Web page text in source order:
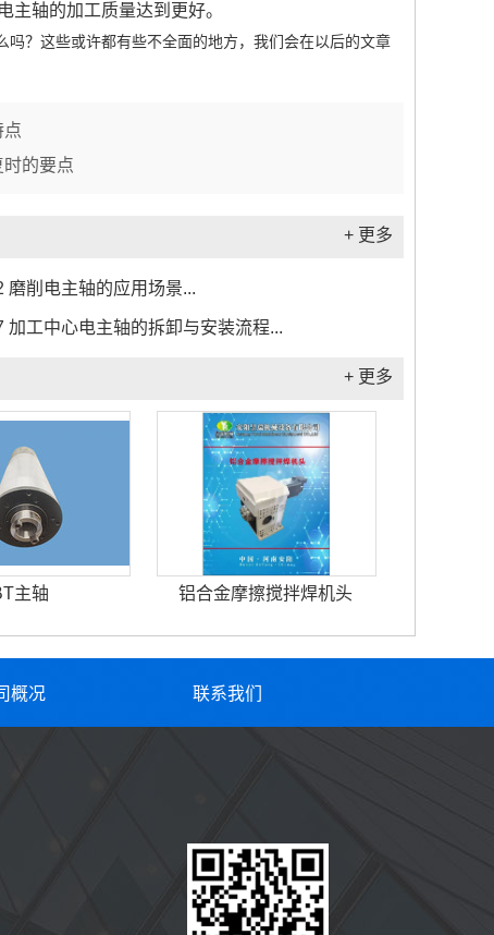
主轴的加工质量达到更好。
吗？这些或许都有些不全面的地方，我们会在以后的文章
点
时的要点
+ 更多
磨削电主轴的应用场景...
加工中心电主轴的拆卸与安装流程...
+ 更多
主轴 铝合金摩擦搅拌焊机头
概况 联系我们